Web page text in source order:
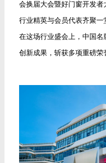
会换届大会暨好门窗开发
行业精英与会员代表齐聚一
在这场行业盛会上，中国
创新成果，斩获多项重磅荣